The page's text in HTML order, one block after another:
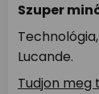
Szuper
Lucande.
Tudjon meg